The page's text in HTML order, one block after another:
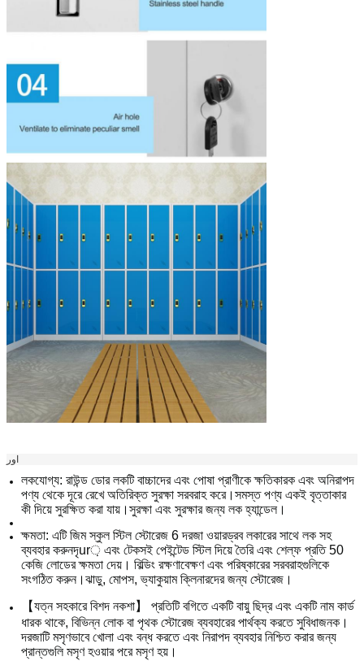
اور
লকযোগ্য: রাউন্ড ডোর লকটি বাচ্চাদের এবং পোষা প্রাণীকে ক্ষতিকারক এবং অনিরাপদ
পণ্য থেকে দূরে রেখে অতিরিক্ত সুরক্ষা সরবরাহ করে।সমস্ত পণ্য একই বৃত্তাকার
কী দিয়ে সুরক্ষিত করা যায়।সুরক্ষা এবং সুরক্ষার জন্য লক হ্যান্ডেল।
ক্ষমতা: এটিজিম স্কুল স্টিল স্টোরেজ 6 দরজা ওয়ারড্রব লকারের সাথে লক সহ
ব্যবহার করুনদৃur় এবং টেকসই পেইন্টেড স্টিল দিয়ে তৈরি এবং শেল্ফ প্রতি 50
কেজি লোডের ক্ষমতা দেয়। বিল্ডিং রক্ষণাবেক্ষণ এবং পরিষ্কারের সরবরাহগুলিকে
সংগঠিত করুন।ঝাড়ু, মোপস, ভ্যাকুয়াম ক্লিনারদের জন্য স্টোরেজ।
【যত্ন সহকারে বিশদ নকশা】 প্রতিটি বগিতে একটি বায়ু ছিদ্র এবং একটি নাম কার্ড
ধারক থাকে, বিভিন্ন লোক বা পৃথক স্টোরেজ ব্যবহারের পার্থক্য করতে সুবিধাজনক।
দরজাটি মসৃণভাবে খোলা এবং বন্ধ করতে এবং নিরাপদ ব্যবহার নিশ্চিত করার জন্য
প্রান্তগুলি মসৃণ হওয়ার পরে মসৃণ হয়।